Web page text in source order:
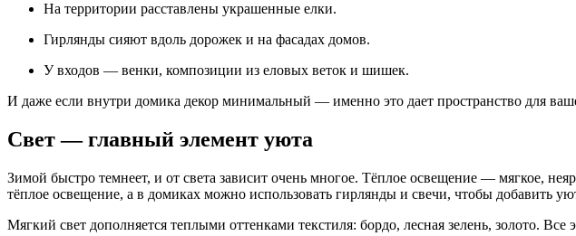
На территории расставлены украшенные елки.
Гирлянды сияют вдоль дорожек и на фасадах домов.
У входов — венки, композиции из еловых веток и шишек.
И даже если внутри домика декор минимальный — именно это дает пространство для
Свет — главный элемент уюта
Зимой быстро темнеет, и от света зависит очень многое. Тёплое освещение — мягкое,
тёплое освещение, а в домиках можно использовать гирлянды и свечи, чтобы добавить
Мягкий свет дополняется теплыми оттенками текстиля: бордо, лесная зелень, золото. Все